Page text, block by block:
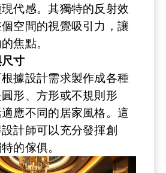
代感。其獨特的反射效
空間的視覺吸引力，讓
焦點。
寸
據設計需求製作成各種
形、方形或不規則形
應不同的居家風格。這
計師可以充分發揮創
的傢俱。